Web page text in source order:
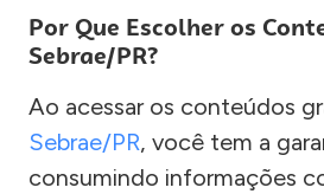
Por Que Escolher os
Sebrae/PR?
Ao acessar os conteúdos
Sebrae/PR, você tem a
consumindo informações